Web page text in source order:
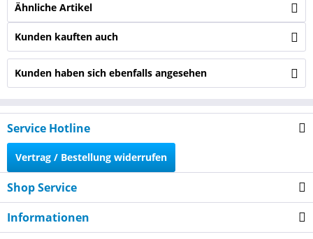
Ähnliche Artikel
Kunden kauften auch
Kunden haben sich ebenfalls angesehen
Service Hotline
Vertrag / Bestellung widerrufen
Shop Service
Informationen